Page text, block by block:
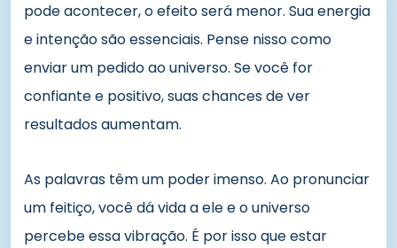
pode acontecer, o efeito será menor. Sua energia
e intenção são essenciais. Pense nisso como
enviar um pedido ao universo. Se você for
confiante e positivo, suas chances de ver
resultados aumentam.
As palavras têm um poder imenso. Ao pronunciar
um feitiço, você dá vida a ele e o universo
percebe essa vibração. É por isso que estar